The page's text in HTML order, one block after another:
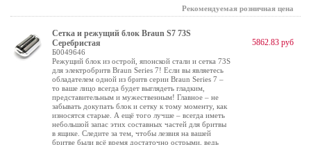
Рекомендуемая розничная цена
Сетка и режущий блок Braun S7 73S
Серебристая
Б0049646
Режущий блок из острой, японской стали и сетка 73S
для электробритв Braun Series 7! Если вы являетесь
обладателем одной из бритв серии Braun Series 7 –
то ваше лицо всегда будет выглядеть гладким,
представительным и мужественным! Главное – не
забывать докупать блок и сетку к тому моменту, как
износятся старые. А ещё того лучше – всегда иметь
небольшой запас этих составных частей для бритвы
в ящике. Следите за тем, чтобы лезвия на вашей
бритве были всё время достаточно острыми, ведь
5862.83 руб